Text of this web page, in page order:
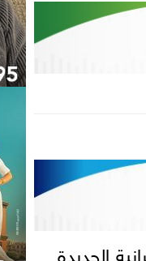
الجديدة